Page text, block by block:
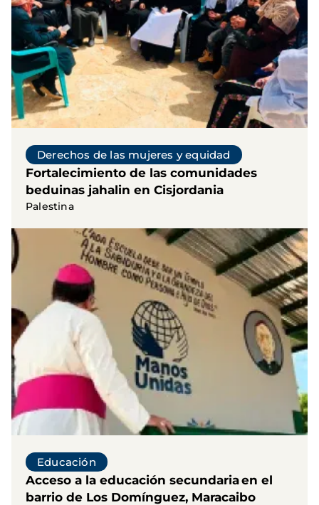
Derechos de las mujeres y equidad
Fortalecimiento de las comunidades
beduinas jahalin en Cisjordania
Palestina
Educación
Acceso a la educación secundaria en el
barrio de Los Domínguez, Maracaibo